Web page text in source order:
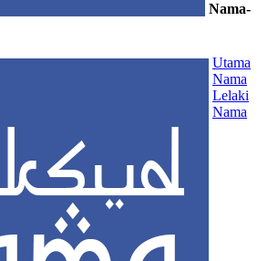
Nama-
Utama
Nama
Lelaki
Nama